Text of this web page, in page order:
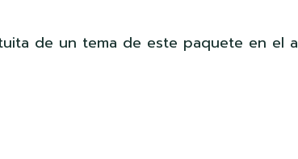
de un tema de este paquete en el